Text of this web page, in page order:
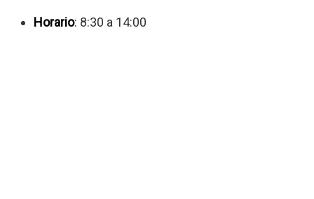
Horario: 8:30 a 14:00